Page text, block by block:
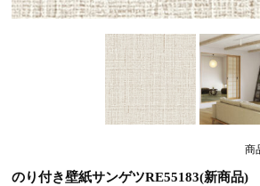
商
のり付き壁紙サンゲツRE55183(新商品)